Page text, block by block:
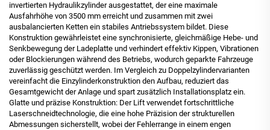
invertierten Hydraulikzylinder ausgestattet, der eine maximale
Ausfahrhöhe von 3500 mm erreicht und zusammen mit zwei
ausbalancierten Ketten ein stabiles Antriebssystem bildet. Diese
Konstruktion gewährleistet eine synchronisierte, gleichmäßige Hebe- und
Senkbewegung der Ladeplatte und verhindert effektiv Kippen, Vibrationen
oder Blockierungen während des Betriebs, wodurch geparkte Fahrzeuge
zuverlässig geschützt werden. Im Vergleich zu Doppelzylindervarianten
vereinfacht die Einzylinderkonstruktion den Aufbau, reduziert das
Gesamtgewicht der Anlage und spart zusätzlich Installationsplatz ein.
Glatte und präzise Konstruktion: Der Lift verwendet fortschrittliche
Laserschneidtechnologie, die eine hohe Präzision der strukturellen
Abmessungen sicherstellt, wobei der Fehlerrange in einem engen